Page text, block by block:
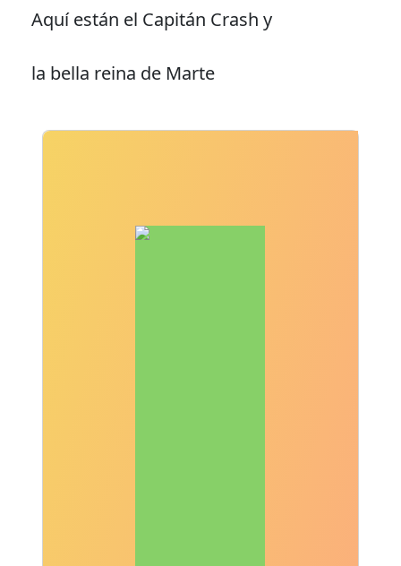
Aquí están el Capitán Crash y
la bella reina de Marte